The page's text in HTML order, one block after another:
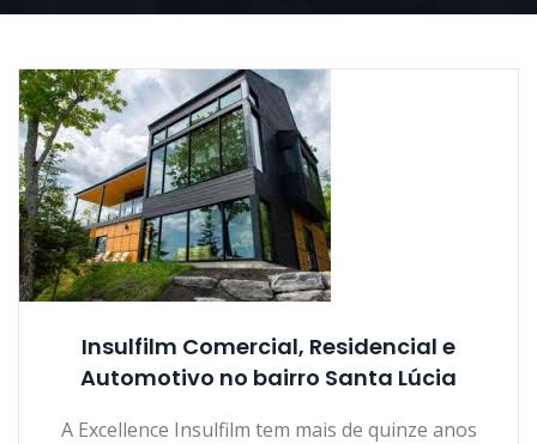
Insulfilm Comercial, Residencial e
Automotivo no bairro Santa Lúcia
A Excellence Insulfilm tem mais de quinze anos